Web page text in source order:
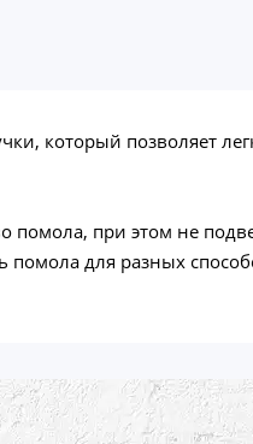
который позволяет
помола, при этом не
помола для разных